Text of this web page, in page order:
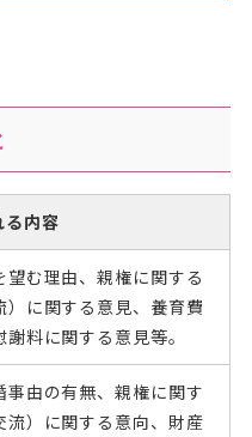
る内容
む理由、親権に関する
に関する意見、養育費
料に関する意見等。
由の有無、親権に関す
）に関する意向、財産